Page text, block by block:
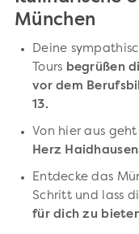
München
Deine
Tours begrüßen
vor dem
13.
Von hier aus
Herz
Entdecke das
Schritt und lass
für dich zu